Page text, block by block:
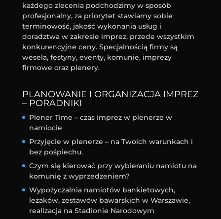
każdego zlecenia podchodzimy w sposób
profesjonalny, za priorytet stawiamy sobie
terminowość, jakość wykonania usług i
doradztwa w zakresie imprez, przede wszystkim
konkurencyjne ceny. Specjalnością firmy są
wesela, festyny, eventy, komunie, imprezy
firmowe oraz plenery.
PLANOWANIE I ORGANIZACJA IMPREZ
– PORADNIKI
Plener Time – czas imprez w plenerze w
namiocie
Przyjęcie w plenerze – na Twoich warunkach i
bez pośpiechu.
Czym się kierować przy wybieraniu namiotu na
komunię z wyprzedzeniem?
Wypożyczalnia namiotów bankietowych,
leżaków, zestawów bawarskich w Warszawie,
realizacja na Stadionie Narodowym